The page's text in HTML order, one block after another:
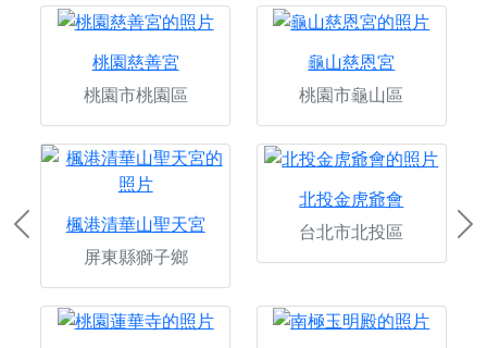
桃園慈善宮
桃園市桃園區
龜山慈恩宮
桃園市龜山區
楓港清華山聖天宮
屏東縣獅子鄉
北投金虎爺會
台北市北投區
Previous